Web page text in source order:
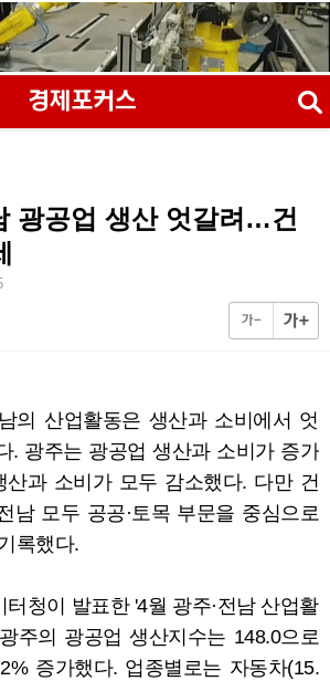
광공업 생산 엇갈려…건
의 산업활동은 생산과 소비에서 엇
. 광주는 광공업 생산과 소비가 증가
산과 소비가 모두 감소했다. 다만 건
남 모두 공공·토목 부문을 중심으로
록했다.
청이 발표한 '4월 광주·전남 산업활
주의 광공업 생산지수는 148.0으로
증가했다. 업종별로는 자동차(15.